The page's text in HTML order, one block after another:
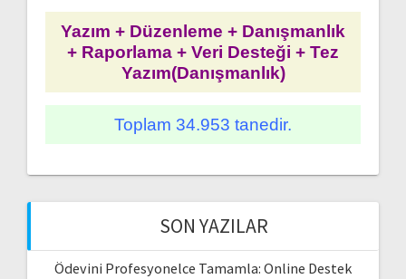
Yazım + Düzenleme + Danışmanlık
+ Raporlama + Veri Desteği + Tez
Yazım(Danışmanlık)
Toplam 34.953 tanedir.
SON YAZILAR
Ödevini Profesyonelce Tamamla: Online Destek